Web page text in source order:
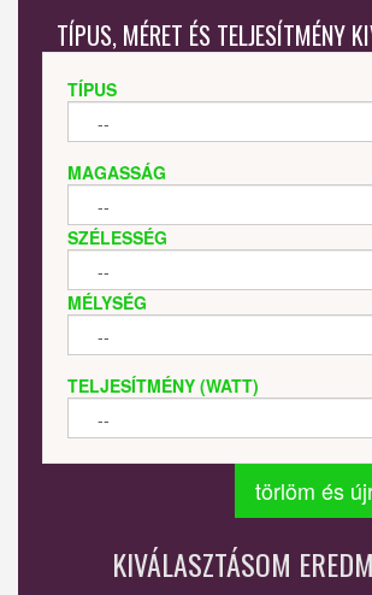
TÍPUS, MÉRET ÉS TELJESÍTMÉNY
TÍPUS
MAGASSÁG
SZÉLESSÉG
MÉLYSÉG
TELJESÍTMÉNY (WATT)
törlöm és
KIVÁLASZTÁSOM